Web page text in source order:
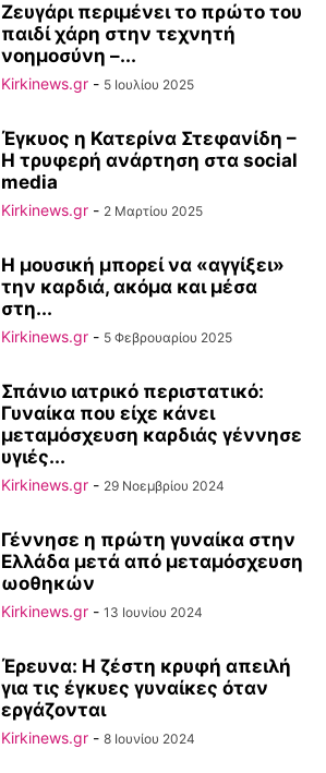
Ζευγάρι περιμένει το πρώτο του
παιδί χάρη στην τεχνητή
νοημοσύνη –...
Kirkinews.gr - 5 Ιουλίου 2025
Έγκυος η Κατερίνα Στεφανίδη –
Η τρυφερή ανάρτηση στα social
media
Kirkinews.gr - 2 Μαρτίου 2025
Η μουσική μπορεί να «αγγίξει»
την καρδιά, ακόμα και μέσα
στη...
Kirkinews.gr - 5 Φεβρουαρίου 2025
Σπάνιο ιατρικό περιστατικό:
Γυναίκα που είχε κάνει
μεταμόσχευση καρδιάς γέννησε
υγιές...
Kirkinews.gr - 29 Νοεμβρίου 2024
Γέννησε η πρώτη γυναίκα στην
Ελλάδα μετά από μεταμόσχευση
ωοθηκών
Kirkinews.gr - 13 Ιουνίου 2024
Έρευνα: Η ζέστη κρυφή απειλή
για τις έγκυες γυναίκες όταν
εργάζονται
Kirkinews.gr - 8 Ιουνίου 2024